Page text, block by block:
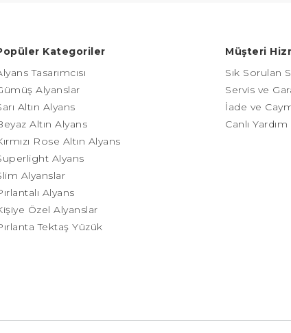
Kategoriler
Tasarımcısı
Alyanslar
Altın Alyans
Altın Alyans
Rose Altın Alyans
Alyans
Alyanslar
Alyans
Özel Alyanslar
Tektaş Yüzük
Müşteri
Sık Sorulan
Servis ve
İade ve
Canlı Yardım